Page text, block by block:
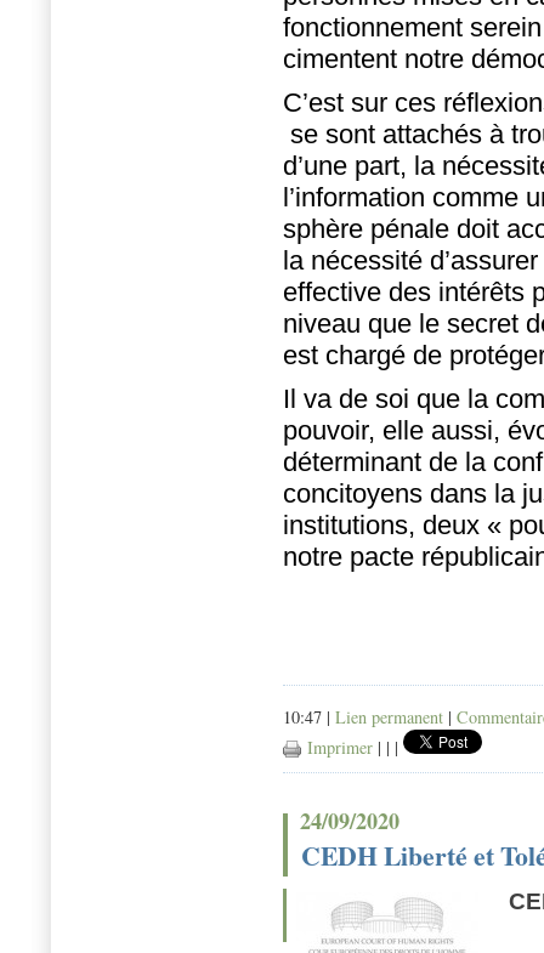
fonctionnement
cimentent notre
C’est sur ces
se sont attachés à
d’une part, la
l’information comme
sphère pénale doit
la nécessité
effective des intérêts
niveau que le secret
est chargé de
Il va de soi que la
pouvoir, elle aussi,
déterminant de la
concitoyens dans la
institutions, deux «
notre pacte
10:47 | Lien permanent |
Imprimer | | |
24/09/2020
CEDH Liberté et